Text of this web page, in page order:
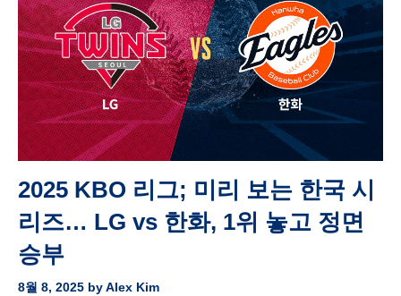
2025 KBO 리그; 미리 보는 한국 시
리즈… LG vs 한화, 1위 놓고 정면
승부
8월 8, 2025 byAlex Kim